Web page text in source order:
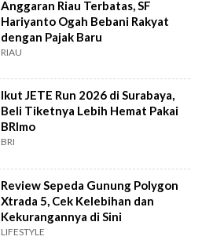
Anggaran Riau Terbatas, SF
Hariyanto Ogah Bebani Rakyat
dengan Pajak Baru
RIAU
Ikut JETE Run 2026 di Surabaya,
Beli Tiketnya Lebih Hemat Pakai
BRImo
BRI
Review Sepeda Gunung Polygon
Xtrada 5, Cek Kelebihan dan
Kekurangannya di Sini
LIFESTYLE